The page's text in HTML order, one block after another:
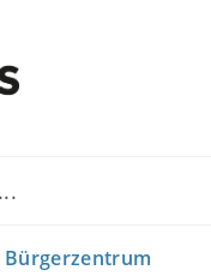
Bürgerzentrum